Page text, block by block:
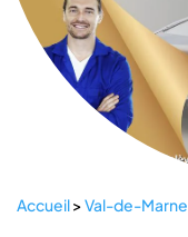
Accueil>Val-de-Marne